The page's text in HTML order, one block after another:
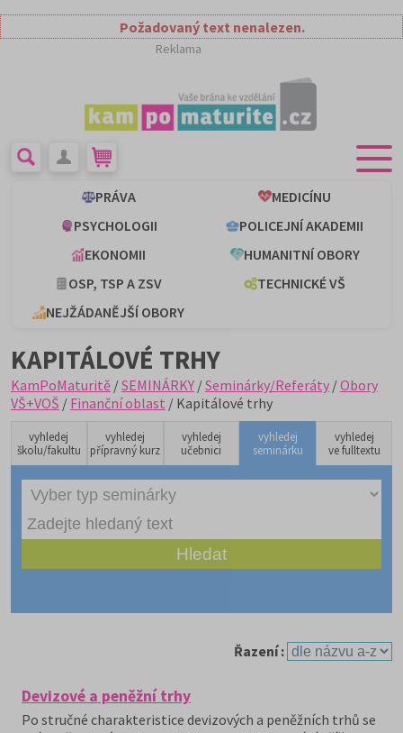
Požadovaný text nenalezen.
Reklama
PRÁVA
MEDICÍNU
PSYCHOLOGII
POLICEJNÍ AKADEMII
EKONOMII
HUMANITNÍ OBORY
OSP, TSP A ZSV
TECHNICKÉ VŠ
NEJŽÁDANĚJŠÍ OBORY
KAPITÁLOVÉ TRHY
KamPoMaturitě /SEMINÁRKY /Seminárky/Referáty /Obory
VŠ+VOŠ / Finanční oblast / Kapitálové trhy
vyhledej
školu/fakultu
vyhledej
přípravný kurz
vyhledej
učebnici
vyhledej
seminárku
vyhledej
ve fulltextu
Řazení :
Devizové a peněžní trhy
Po stručné charakteristice devizových a peněžních trhů se